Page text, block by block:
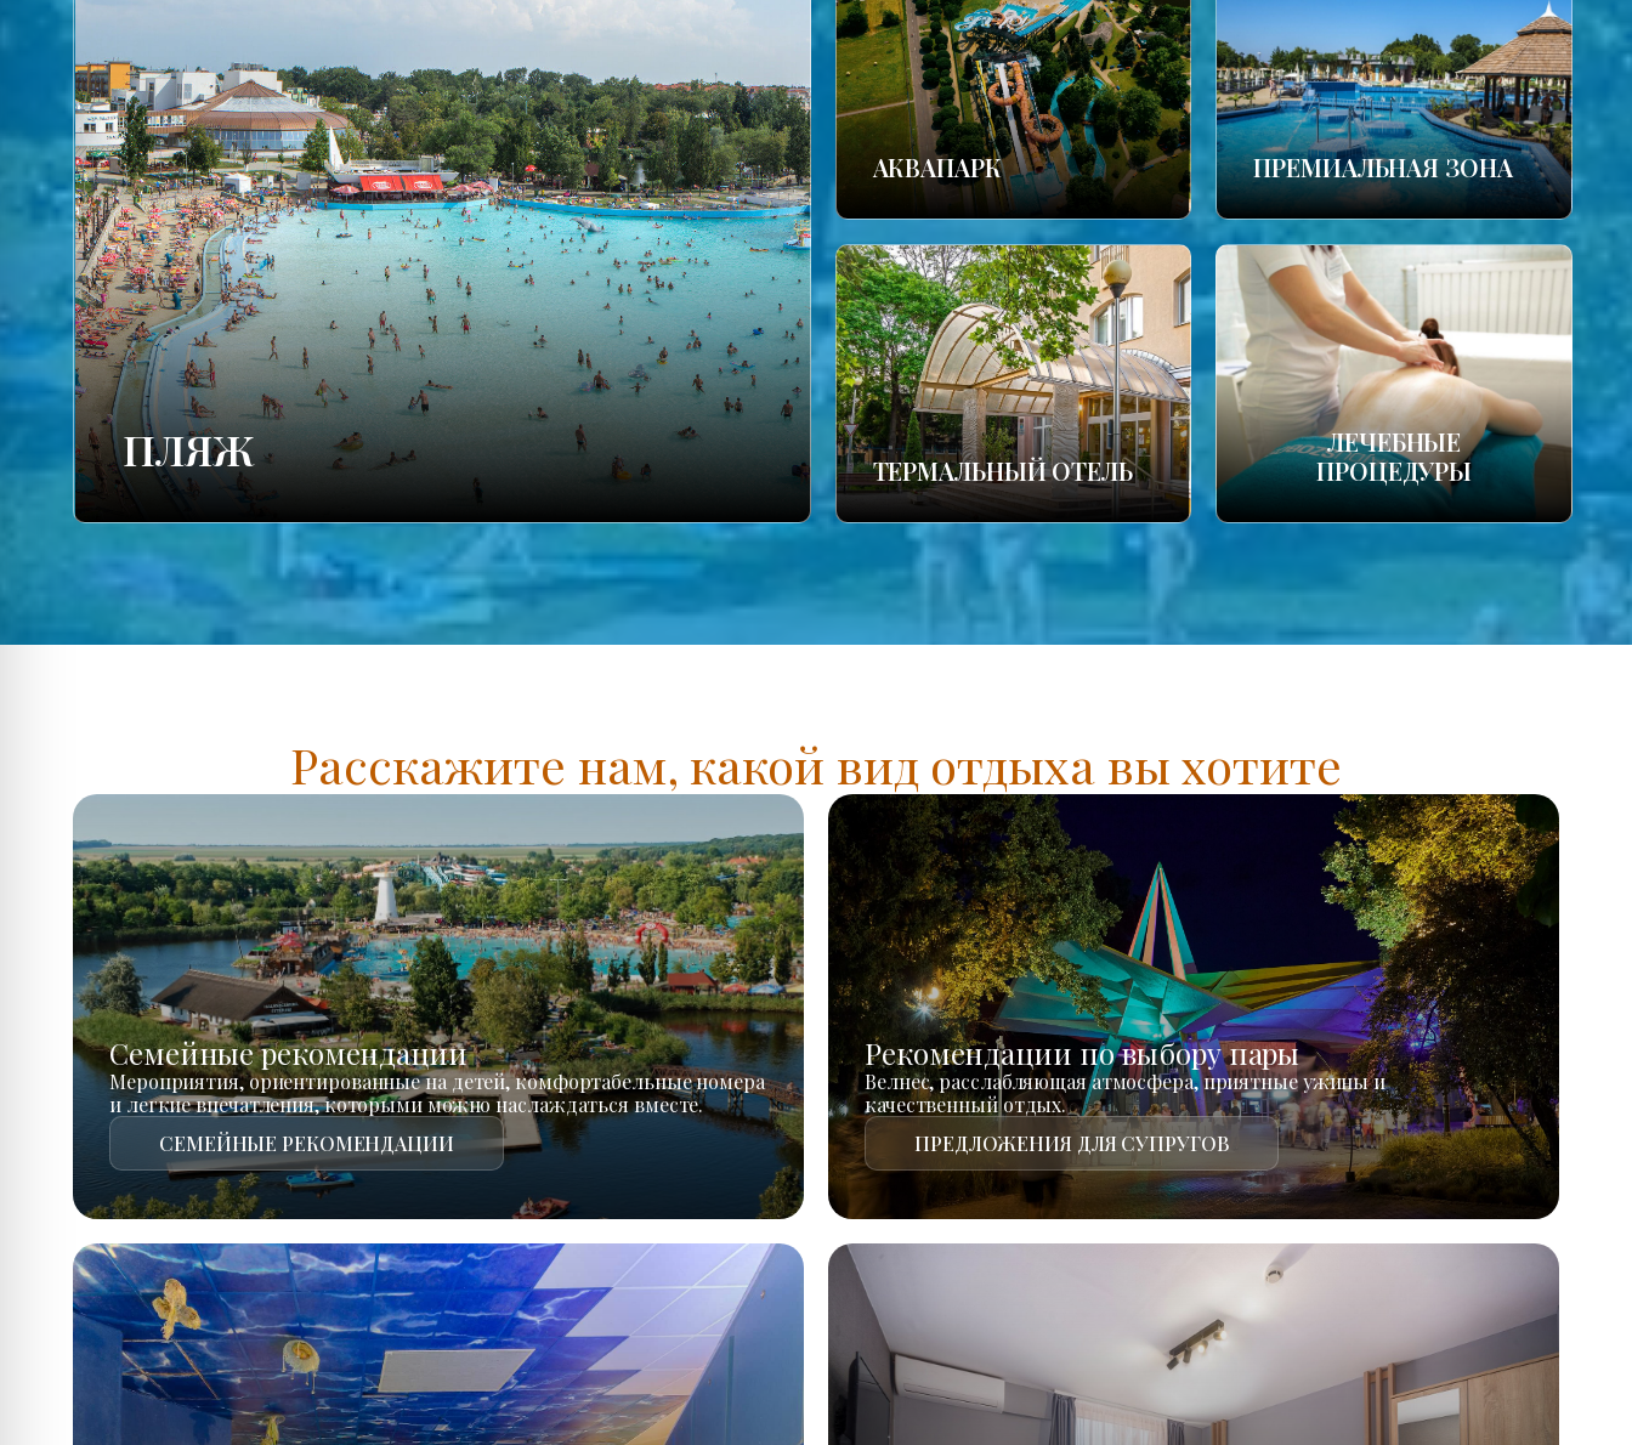
ПЛЯЖ
АКВАПАРК ПРЕМИАЛЬНАЯ ЗОНА
ТЕРМАЛЬНЫЙ ОТЕЛЬ
ЛЕЧЕБНЫЕ
ПРОЦЕДУРЫ
Расскажите нам, какой вид отдыха вы хотите
Семейные рекомендации
Мероприятия, ориентированные на детей, комфортабельные номера
и легкие впечатления, которыми можно наслаждаться вместе.
СЕМЕЙНЫЕ РЕКОМЕНДАЦИИ
Рекомендации по выбору пары
Велнес, расслабляющая атмосфера, приятные ужины и
качественный отдых.
ПРЕДЛОЖЕНИЯ ДЛЯ СУПРУГОВ